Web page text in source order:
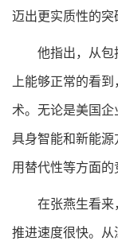
迈出更实质性的突
他指出，从包
上能够正常的看
术。无论是美国
具身智能和新能
用替代性等方面的
在张燕生看来
推进速度很快。